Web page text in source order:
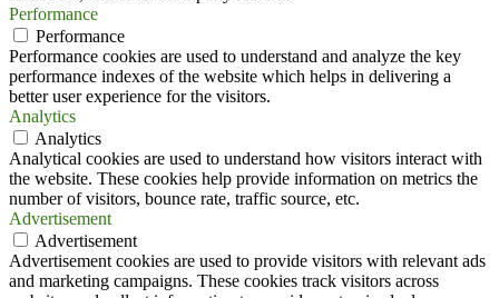
Performance
Performance
Performance cookies are used to understand and analyze the key
performance indexes of the website which helps in delivering a
better user experience for the visitors.
Analytics
Analytics
Analytical cookies are used to understand how visitors interact with
the website. These cookies help provide information on metrics the
number of visitors, bounce rate, traffic source, etc.
Advertisement
Advertisement
Advertisement cookies are used to provide visitors with relevant ads
and marketing campaigns. These cookies track visitors across